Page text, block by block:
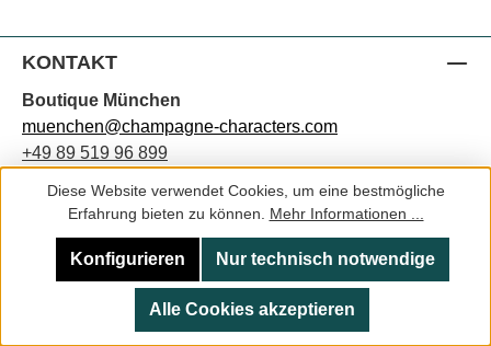
KONTAKT
Boutique München
muenchen@champagne-characters.com
+49 89 519 96 899
Alter Messeplatz 6
Diese Website verwendet Cookies, um eine bestmögliche
Erfahrung bieten zu können. Mehr Informationen ...
Nur technisch notwendige
Konfigurieren
Alle Cookies akzeptieren